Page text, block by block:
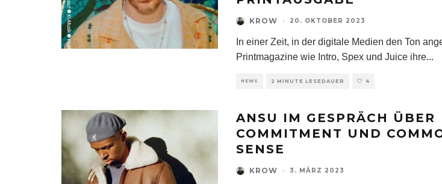
KROW · 20. OKTOBER 2023
In einer Zeit, in der digitale Medien den Ton
Printmagazine wie Intro, Spex und Juice ihre...
NEWS 2 MINUTE LESEDAUER 4
ANSU IM GESPRÄCH ÜBER
COMMITMENT UND
SENSE
KROW · 3. MÄRZ 2023